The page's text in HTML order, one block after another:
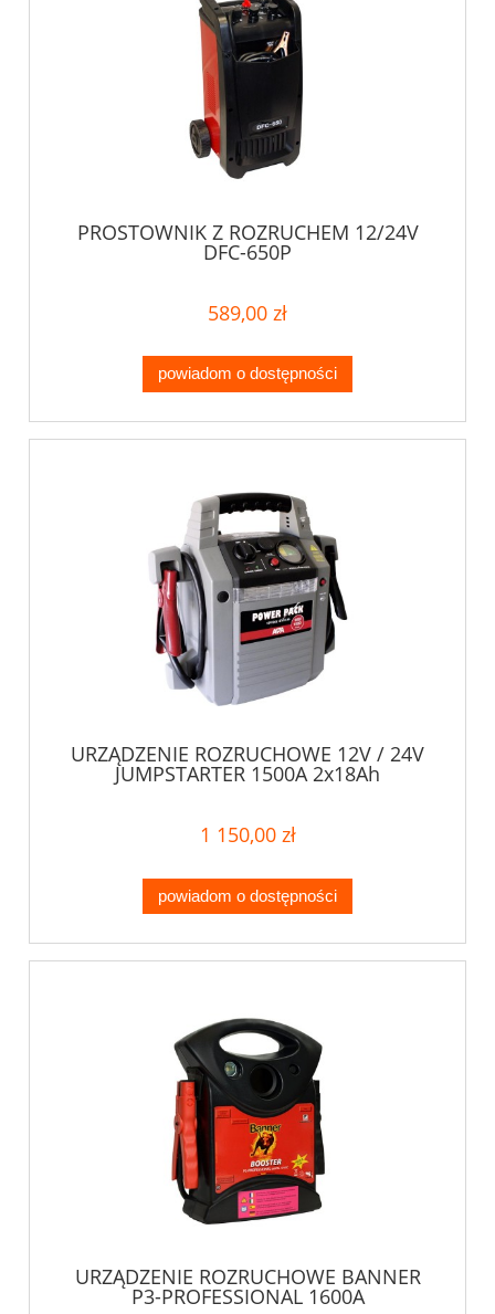
PROSTOWNIK Z ROZRUCHEM 12/24V
DFC-650P
589,00 zł
powiadom o dostępności
URZĄDZENIE ROZRUCHOWE 12V / 24V
JUMPSTARTER 1500A 2x18Ah
1 150,00 zł
powiadom o dostępności
URZĄDZENIE ROZRUCHOWE BANNER
P3-PROFESSIONAL 1600A